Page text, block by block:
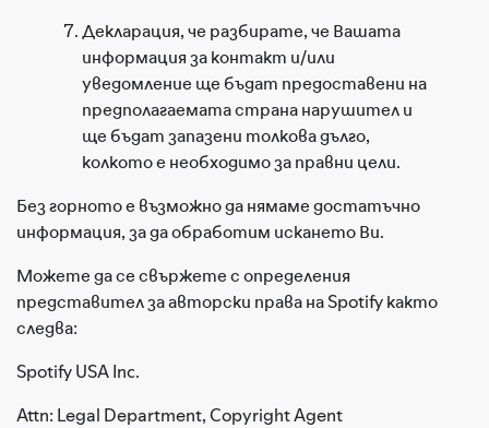
Декларация, че разбирате, че Вашата
информация за контакт и/или
уведомление ще бъдат предоставени на
предполагаемата страна нарушител и
ще бъдат запазени толкова дълго,
колкото е необходимо за правни цели.
Без горното е възможно да нямаме достатъчно
информация, за да обработим искането Ви.
Можете да се свържете с определения
представител за авторски права на Spotify както
следва:
Spotify USA Inc.
Attn: Legal Department, Copyright Agent